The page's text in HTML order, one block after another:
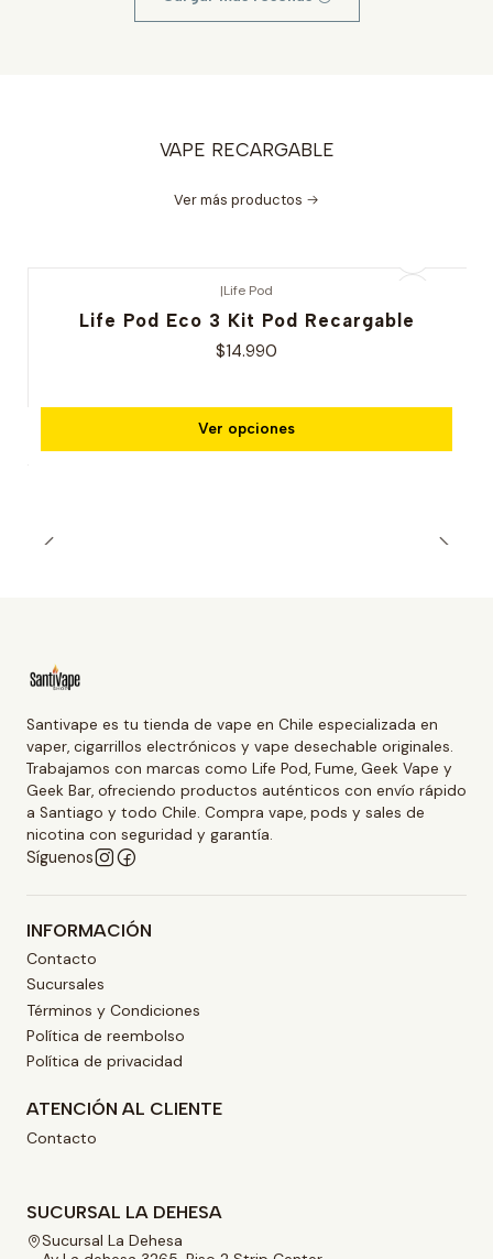
VAPE RECARGABLE
Ver más productos
|Life Pod
Life Pod Eco 3 Kit Pod Recargable
$14.990
Ver opciones
Santivape es tu tienda de vape en Chile especializada en
vaper, cigarrillos electrónicos y vape desechable originales.
Trabajamos con marcas como Life Pod, Fume, Geek Vape y
Geek Bar, ofreciendo productos auténticos con envío rápido
a Santiago y todo Chile. Compra vape, pods y sales de
nicotina con seguridad y garantía.
Síguenos
INFORMACIÓN
Contacto
Sucursales
Términos y Condiciones
Política de reembolso
Política de privacidad
ATENCIÓN AL CLIENTE
Contacto
SUCURSAL LA DEHESA
Sucursal La Dehesa